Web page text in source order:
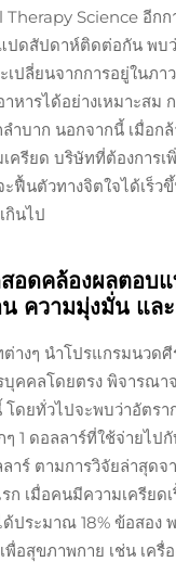
Therapy Science อีก
ปดสัปดาห์ติดต่อกัน พบ
ะเปลี่ยนจากการอยู่ใน
หารได้อย่างเหมาะสม
ลำบาก นอกจากนี้ เมื่อก
ครียด บริษัทที่ต้องการ
ฟื้นตัวทางจิตใจได้เร็
กินไป
อดคล้องผลตอบ
ความมุ่งมั่น แล
ต่างๆ นำโปรแกรมนวด
คคลโดยตรง พิจารณา
ดยทั่วไปจะพบว่าอัตรา
ๆ 1 ดอลลาร์ที่ใช้จ่ายไป
าร์ ตามการวิจัยล่าสุด
ก เมื่อคนมีความเครียด
ประมาณ 18% ข้อสอง
เพื่อสุขภาพกาย เช่น เ